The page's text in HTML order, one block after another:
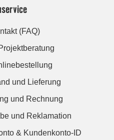
(FAQ)
und Lieferung
und Rechnung
und Reklamation
& Kundenkonto-ID